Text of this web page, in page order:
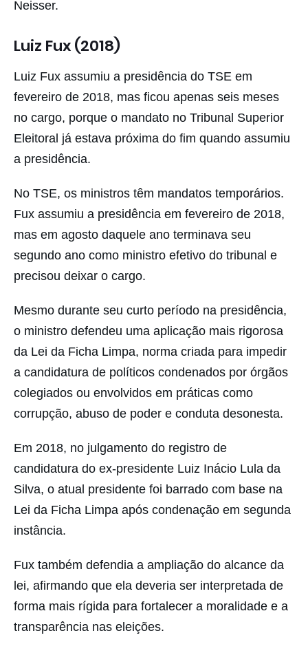
Neisser.
Luiz Fux (2018)
Luiz Fux assumiu a presidência do TSE em
fevereiro de 2018, mas ficou apenas seis meses
no cargo, porque o mandato no Tribunal Superior
Eleitoral já estava próxima do fim quando assumiu
a presidência.
No TSE, os ministros têm mandatos temporários.
Fux assumiu a presidência em fevereiro de 2018,
mas em agosto daquele ano terminava seu
segundo ano como ministro efetivo do tribunal e
precisou deixar o cargo.
Mesmo durante seu curto período na presidência,
o ministro defendeu uma aplicação mais rigorosa
da Lei da Ficha Limpa, norma criada para impedir
a candidatura de políticos condenados por órgãos
colegiados ou envolvidos em práticas como
corrupção, abuso de poder e conduta desonesta.
Em 2018, no julgamento do registro de
candidatura do ex-presidente Luiz Inácio Lula da
Silva, o atual presidente foi barrado com base na
Lei da Ficha Limpa após condenação em segunda
instância.
Fux também defendia a ampliação do alcance da
lei, afirmando que ela deveria ser interpretada de
forma mais rígida para fortalecer a moralidade e a
transparência nas eleições.